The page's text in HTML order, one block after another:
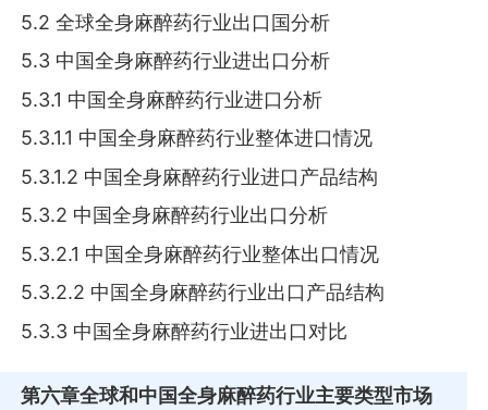
5.2 全球全身麻醉药行业出口国分析
5.3 中国全身麻醉药行业进出口分析
5.3.1 中国全身麻醉药行业进口分析
5.3.1.1 中国全身麻醉药行业整体进口情况
5.3.1.2 中国全身麻醉药行业进口产品结构
5.3.2 中国全身麻醉药行业出口分析
5.3.2.1 中国全身麻醉药行业整体出口情况
5.3.2.2 中国全身麻醉药行业出口产品结构
5.3.3 中国全身麻醉药行业进出口对比
第六章全球和中国全身麻醉药行业主要类型市场